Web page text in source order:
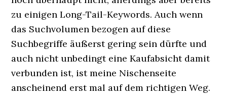
zu einigen Long-Tail-Keywords. Auch wenn
das Suchvolumen bezogen auf diese
Suchbegriffe äußerst gering sein dürfte und
auch nicht unbedingt eine Kaufabsicht damit
verbunden ist, ist meine Nischenseite
anscheinend erst mal auf dem richtigen Weg.